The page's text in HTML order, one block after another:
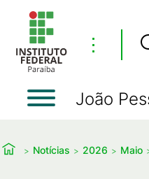
⋮
João
Notícias 2026 Maio